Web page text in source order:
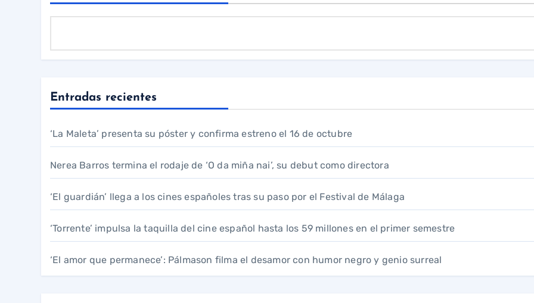
Entradas recientes
‘La Maleta’ presenta su póster y confirma estreno el 16 de octubre
Nerea Barros termina el rodaje de ‘O da miña nai’, su debut como directora
‘El guardián’ llega a los cines españoles tras su paso por el Festival de Málaga
‘Torrente’ impulsa la taquilla del cine español hasta los 59 millones en el primer semestre
‘El amor que permanece’: Pálmason filma el desamor con humor negro y genio surreal